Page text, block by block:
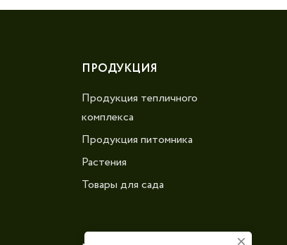
ПРОДУКЦИЯ
Продукция тепличного
комплекса
Продукция питомника
Растения
Товары для сада